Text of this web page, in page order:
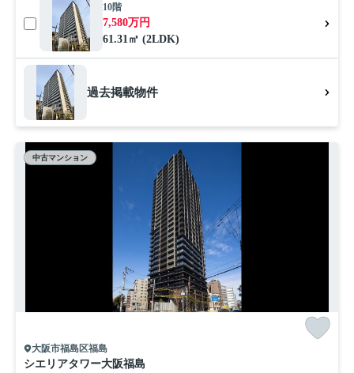
10階
7,580万円
61.31㎡ (2LDK)
過去掲載物件
中古マンション
大阪市福島区福島
シエリアタワー大阪福島